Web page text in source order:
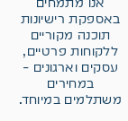
באספקת רישיונות
תוכנה מקוריים
ללקוחות פרטיים,
עסקים וארגונים –
במחירים
משתלמים במיוחד.